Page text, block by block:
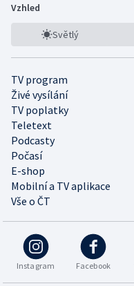
Vzhled
Světlý
TV program
Živé vysílání
TV poplatky
Teletext
Podcasty
Počasí
E-shop
Mobilní a TV aplikace
Vše o ČT
Instagram Facebook